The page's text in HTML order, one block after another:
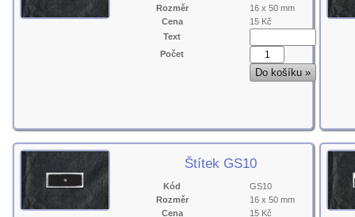
Rozměr
16 x 50 mm
Cena
15 Kč
Text
Počet
Štítek GS10
Kód
GS10
Rozměr
16 x 50 mm
Cena
15 Kč